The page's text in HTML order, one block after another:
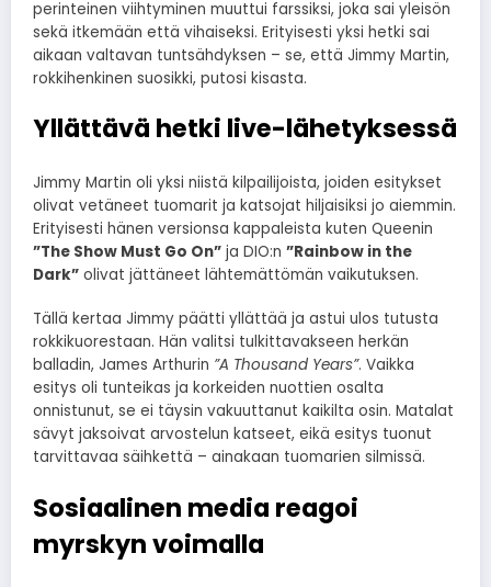
perinteinen viihtyminen muuttui farssiksi, joka sai yleisön
sekä itkemään että vihaiseksi. Erityisesti yksi hetki sai
aikaan valtavan tuntsähdyksen – se, että Jimmy Martin,
rokkihenkinen suosikki, putosi kisasta.
Yllättävä hetki live-lähetyksessä
Jimmy Martin oli yksi niistä kilpailijoista, joiden esitykset
olivat vetäneet tuomarit ja katsojat hiljaisiksi jo aiemmin.
Erityisesti hänen versionsa kappaleista kuten Queenin
”The Show Must Go On” ja DIO:n ”Rainbow in the
Dark” olivat jättäneet lähtemättömän vaikutuksen.
Tällä kertaa Jimmy päätti yllättää ja astui ulos tutusta
rokkikuorestaan. Hän valitsi tulkittavakseen herkän
balladin, James Arthurin ”A Thousand Years”. Vaikka
esitys oli tunteikas ja korkeiden nuottien osalta
onnistunut, se ei täysin vakuuttanut kaikilta osin. Matalat
sävyt jaksoivat arvostelun katseet, eikä esitys tuonut
tarvittavaa säihkettä – ainakaan tuomarien silmissä.
Sosiaalinen media reagoi
myrskyn voimalla